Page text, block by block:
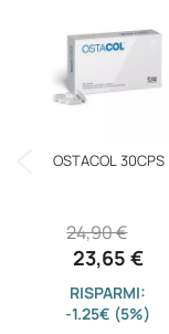
OSTACOL 30CPS
23,65 €
24,90 €
RISPARMI:
-1.25€ (5%)